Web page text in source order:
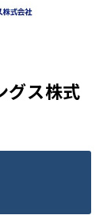
グス株式